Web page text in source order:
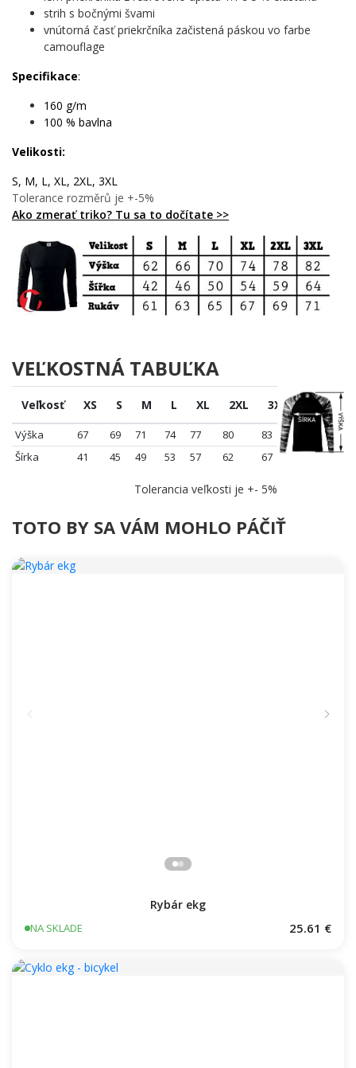
Komu urobí radosť?
🔥 Každému hráčovi, pre ktorého je hokejbal viac životný
štýl ako koníček
🎯 Tínedžerom aj veteránom ulice, ktorí poznajú cenu
💪 Partiám kamarátov, kde hokejbal drží kolektív pokope
🌟 Rodičom, ktorí hľadajú dokonalý darček pre svoje
motív do košíka a daj svetu vedieť, čo je pre teba skutočne
dôležité. ✨
strih s bočnými švami
vnútorná časť priekrčníka začistená páskou vo farbe
camouflage
Specifikace:
160 g/m
100 % bavlna
Velikosti:
S, M, L, XL, 2XL, 3XL
Tolerance rozměrů je +-5%
Ako zmerať triko? Tu sa to dočítate >>
VEĽKOSTNÁ TABUĽKA
Veľkosť XS S M L XL 2XL 3XL
Výška 67 69 71 74 77 80
83
Šírka
41 45 49 53 57 62 67
Tolerancia veľkosti je +- 5%
TOTO BY SA VÁM MOHLO PÁČIŤ
Rybár ekg
NA SKLADE 25.61 €